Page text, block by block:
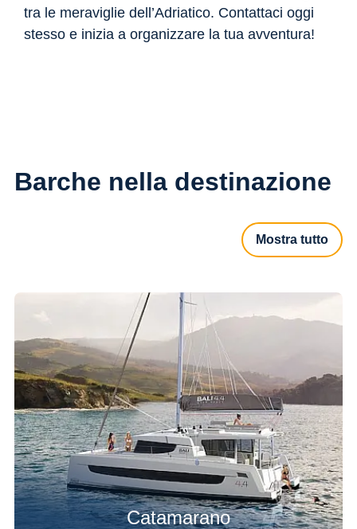
tra le meraviglie dell’Adriatico. Contattaci oggi
stesso e inizia a organizzare la tua avventura!
Barche nella destinazione
Mostra tutto
Catamarano